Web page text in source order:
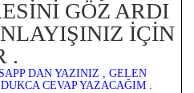
GÖZ ARDI
İÇİN
.
DAN YAZINIZ , GELEN
CEVAP YAZACAĞIM .